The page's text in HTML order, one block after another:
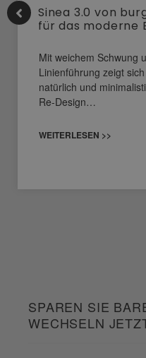
Sinea 3.0 von
für das moderne
Mit weichem Schwung
Linienführung zeigt
natürlich und
Re-Design…
WEITERLESEN >>
SPAREN SIE
WECHSELN